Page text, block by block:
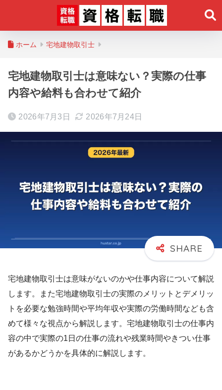
ホーム 宅地建物取引士
宅地建物取引士は意味ない？実際の仕事
内容や給料も合わせて紹介
2026年7月3日 2026年7月24日
宅地建物取引士は意味がないのかや仕事内容について解説
します。また宅地建物取引士の実際のメリットとデメリッ
トを必要な勉強時間や平均年収や実際の労働時間なども含
めて様々な視点から解説します。宅地建物取引士の仕事内
容の中で実際の1日の仕事の流れや残業時間やきつい仕事
があるかどうかを具体的に解説します。